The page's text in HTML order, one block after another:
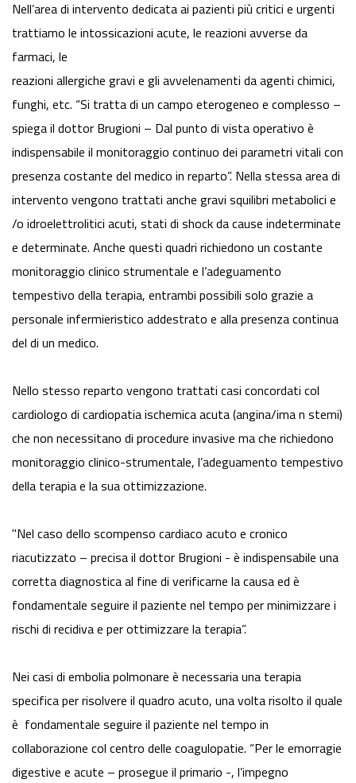
Nell’area di intervento dedicata ai pazienti più critici e urgenti
trattiamo le intossicazioni acute, le reazioni avverse da
farmaci, le
reazioni allergiche gravi e gli avvelenamenti da agenti chimici,
funghi, etc. “Si tratta di un campo eterogeneo e complesso –
spiega il dottor Brugioni – Dal punto di vista operativo è
indispensabile il monitoraggio continuo dei parametri vitali con
presenza costante del medico in reparto”. Nella stessa area di
intervento vengono trattati anche gravi squilibri metabolici e
/o idroelettrolitici acuti, stati di shock da cause indeterminate
e determinate. Anche questi quadri richiedono un costante
monitoraggio clinico strumentale e l’adeguamento
tempestivo della terapia, entrambi possibili solo grazie a
personale infermieristico addestrato e alla presenza continua
del di un medico.
Nello stesso reparto vengono trattati casi concordati col
cardiologo di cardiopatia ischemica acuta (angina/ima n stemi)
che non necessitano di procedure invasive ma che richiedono
monitoraggio clinico-strumentale, l’adeguamento tempestivo
della terapia e la sua ottimizzazione.
"Nel caso dello scompenso cardiaco acuto e cronico
riacutizzato – precisa il dottor Brugioni - è indispensabile una
corretta diagnostica al fine di verificarne la causa ed è
fondamentale seguire il paziente nel tempo per minimizzare i
rischi di recidiva e per ottimizzare la terapia”.
Nei casi di embolia polmonare è necessaria una terapia
specifica per risolvere il quadro acuto, una volta risolto il quale
è fondamentale seguire il paziente nel tempo in
collaborazione col centro delle coagulopatie. “Per le emorragie
digestive e acute – prosegue il primario -, l’impegno